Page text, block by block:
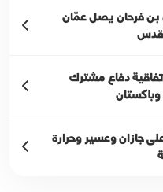
بن فرحان يصل عمّان
دفاع مشترك
وباكستان
جازان وعسير وحرارة